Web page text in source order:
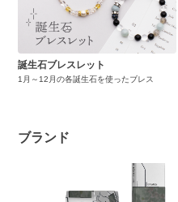
誕生石ブレスレット
1月～12月の各誕生石を使ったブレス
ブランド